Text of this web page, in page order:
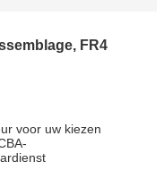
FR4
voor uw kiezen